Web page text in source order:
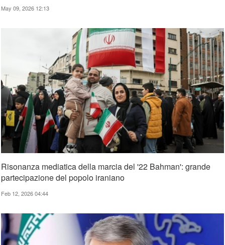
May 09, 2026 12:13
Risonanza mediatica della marcia del '22 Bahman': grande
partecipazione del popolo iraniano
Feb 12, 2026 04:44